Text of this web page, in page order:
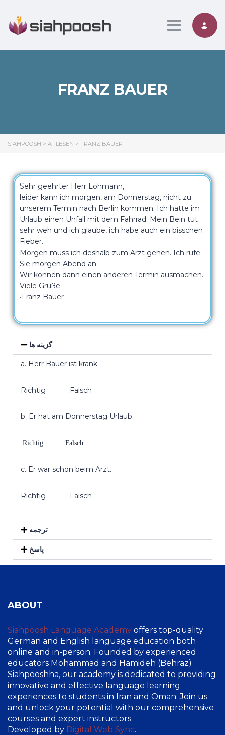
Toggle
FRANZ BAUER
SIAHPOOSH > A1-LESEN > FRANZ BAUER
Sehr geehrter Herr Lohmann,
leider kann ich morgen, am Donnerstag, nicht zu
unserem Termin nach Berlin kommen. Ich hatte im
Urlaub einen Unfall mit dem Fahrrad. Mein Bein tut
sehr weh und ich glaube, ich habe auch ein bisschen
Fieber.
Morgen muss ich deshalb zum Arzt gehen. Ich rufe
Sie morgen Abend an.
Wir können dann einen anderen Termin ausmachen.
Viele Grüße
•Franz Bauer
گزینه ها
a. Herr Bauer ist krank.
Richtig Falsch
b. Er hat am Donnerstag Urlaub.
Richtig Falsch
c. Er war schon beim Arzt.
Richtig Falsch
ترجمه
پاسخ
ABOUT
Siahpoosh Language Academy offers top-quality
German and English language education both
online and in-person. Founded by experienced
educators Mohammad and Hamideh (Behraz)
Siahpooshha, our academy is dedicated to providing
innovative and effective language learning
experiences to students in Iran and Oman. Join us
and unlock your potential with our comprehensive
courses and expert instructors.
Developed by Digital Web Sync.